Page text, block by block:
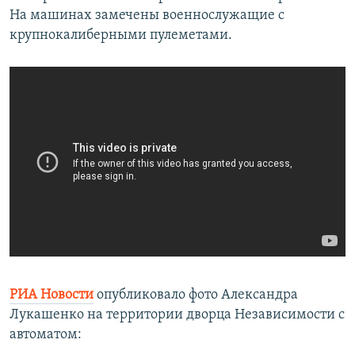
На машинах замечены военнослужащие с
крупнокалиберными пулеметами.
РИА Новости опубликовало фото Александра
Лукашенко на территории дворца Независимости с
автоматом: